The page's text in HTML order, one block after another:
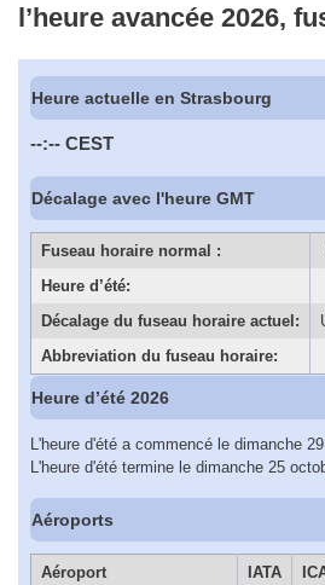
l’heure avancée 2026,
Heure actuelle en Strasbourg
--:-- CEST
Décalage avec l'heure GMT
Fuseau horaire normal :
Heure d’été:
Décalage du fuseau horaire actuel:
Abbreviation du fuseau horaire:
Heure d’été 2026
L'heure d'été a commencé le dimanche
L'heure d'été termine le dimanche 25
Aéroports
Aéroport IATA